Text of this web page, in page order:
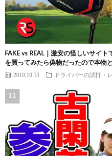
FAKE vs REAL｜激安の怪しいサイ
を買ってみたら偽物だったので本物
2019.10.31 ドライバーの試打・